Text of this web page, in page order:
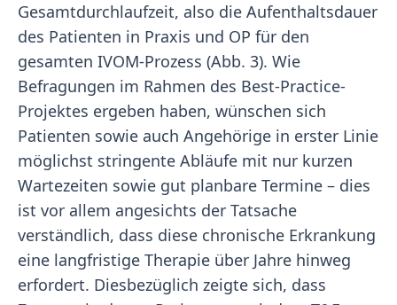
Gesamtdurchlaufzeit, also die Aufenthaltsdauer
des Patienten in Praxis und OP für den
gesamten IVOM-Prozess (Abb. 3). Wie
Befragungen im Rahmen des Best-Practice-
Projektes ergeben haben, wünschen sich
Patienten sowie auch Angehörige in erster Linie
möglichst stringente Abläufe mit nur kurzen
Wartezeiten sowie gut planbare Termine – dies
ist vor allem angesichts der Tatsache
verständlich, dass diese chronische Erkrankung
eine langfristige Therapie über Jahre hinweg
erfordert. Diesbezüglich zeigte sich, dass